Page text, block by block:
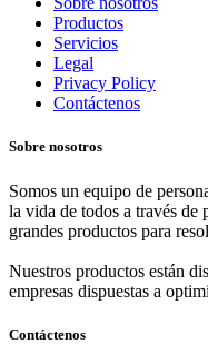
Productos
Servicios
Legal
Privacy Policy
Contáctenos
Sobre nosotros
Somos un equipo de
la vida de todos a través
grandes productos para
Nuestros productos están
empresas dispuestas a
Contáctenos